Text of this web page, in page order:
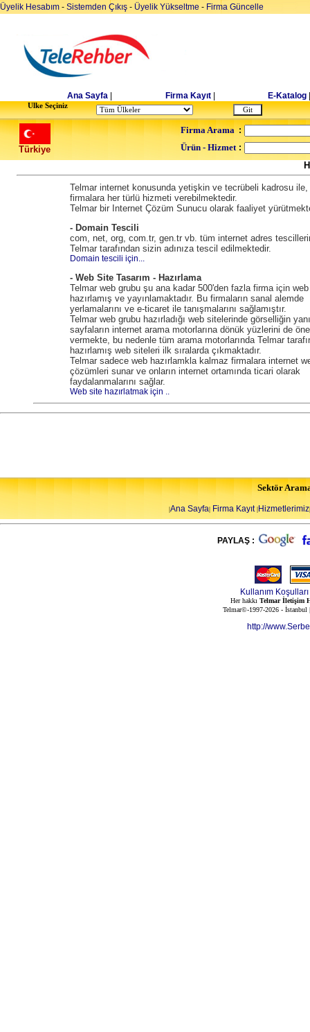
Üyelik Hesabım - Sistemden Çıkış - Üyelik Yükseltme - Firma Güncelle
Ana Sayfa Firma Kayıt E-Katalog
Ulke Seçiniz
Türkiye
Firma Arama :
Ürün - Hizmet :
Telmar internet konusunda yetişkin ve tecrübeli kadrosu ile,
firmalara her türlü hizmeti verebilmektedir.
Telmar bir Internet Çözüm Sunucu olarak faaliyet
- Domain Tescili
com, net, org, com.tr, gen.tr vb. tüm internet adres
Telmar tarafından sizin adınıza tescil edilmektedir.
Domain tescili için...
- Web Site Tasarım - Hazırlama
Telmar web grubu şu ana kadar 500'den fazla firma için
hazırlamış ve yayınlamaktadır. Bu firmaların sanal alemde
yerlamalarını ve e-ticaret ile tanışmalarını sağlamıştır.
Telmar web grubu hazırladığı web sitelerinde görselliğin
sayfaların internet arama motorlarına dönük yüzlerini de
vermekte, bu nedenle tüm arama motorlarında Telmar
hazırlamış web siteleri ilk sıralarda çıkmaktadır.
Telmar sadece web hazırlamkla kalmaz firmalara internet
çözümleri sunar ve onların internet ortamında ticari olarak
faydalanmalarını sağlar.
Web site hazırlatmak için ..
Sektör
|Ana Sayfa| Firma Kayıt|Hizmetlerimiz|
PAYLAŞ :
Kullanım Koşulları
Her hakkı Telmar İletişim
Telmar©-1997-2026 -
http://